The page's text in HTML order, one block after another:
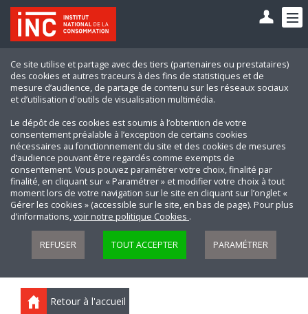
Ce site utilise et partage avec des tiers (partenaires ou prestataires)
des cookies et autres traceurs à des fins de statistiques et de
mesure d’audience, de partage de contenu sur les réseaux sociaux
et d’utilisation d'outils de visualisation multimédia.
Le dépôt de ces cookies est soumis à l’obtention de votre
consentement préalable à l’exception de certains cookies
nécessaires au fonctionnement du site et des cookies de mesures
d’audience pouvant être regardés comme exempts de
consentement. Vous pouvez paramétrer votre choix, finalité par
finalité, en cliquant sur « Paramétrer » et modifier votre choix à tout
moment lors de votre navigation sur le site en cliquant sur l’onglet «
Gérer les cookies » (accessible sur le site, en bas de page). Pour plus
d’informations,voir notre politique Cookies .
REFUSER TOUT ACCEPTER PARAMÉTRER
Retour à l'accueil